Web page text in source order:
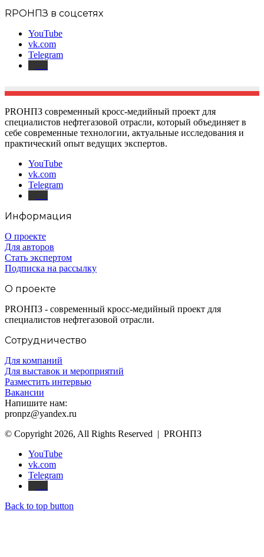
RPOНПЗ в соцсетях
YouTube
vk.com
Telegram
PROНПЗ современный кросс-медийный проект для
специалистов нефтегазовой отрасли, который объединяет в
себе современные технологии, актуальные исследования и
практический опыт ведущих экспертов.
YouTube
vk.com
Telegram
Информация
О проекте
Для авторов
Стать экспертом
Подписка на рассылку
О проекте
PROНПЗ - современный кросс-медийный проект для
специалистов нефтегазовой отрасли.
Сотрудничество
Для компаний
Для выставок и мероприятий
Разместить интервью
Вакансии
Напишите нам:
pronpz@yandex.ru
© Copyright 2026, All Rights Reserved | PROНПЗ
YouTube
vk.com
Telegram
Back to top button